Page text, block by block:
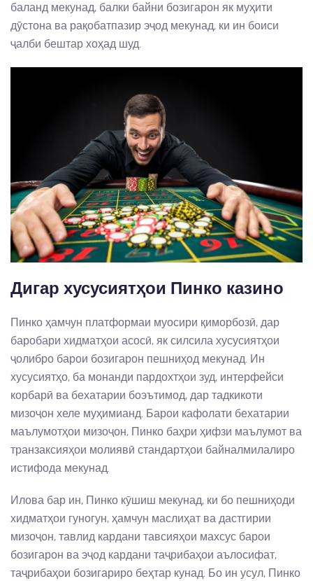
баланд мекунад, балки байни бозигарон як муҳити
дӯстона ва рақобатпазир эҷод мекунад, ки ин боиси
ҷалби бештар хоҳад шуд.
Дигар хусусиятҳои Пинко казино
Пинко ҳамчун платформаи муосири қиморбозӣ, дар
баробари хидматҳои асосӣ, як силсила хусусиятҳои
ҷолибро барои бозигарон пешниҳод мекунад. Ин
хусусиятҳо, ба монанди пардохтҳои зуд, интерфейси
корбарӣ ва бехатарии боэътимод, дар тадкикоти
мизоҷон хеле муҳимианд. Барои кафолати бехатарии
маълумотҳои мизоҷон, Пинко баҳри ҳифзи маълумот ва
транзаксияҳои молиявӣ стандартҳои байналмилалиро
истифода мекунад.
Илова бар ин, Пинко кӯшиш мекунад, ки бо пешниҳоди
хидматҳои гуногун, ҳамчун маслиҳат ва дастгирии
мизоҷон, тавлид кардани тавсияҳои махсус барои
бозигарон ва эҷод кардани таҷрибаҳои аълосифат,
таҷрибаҳои бозигариро беҳтар кунад. Бо ин усул, Пинко